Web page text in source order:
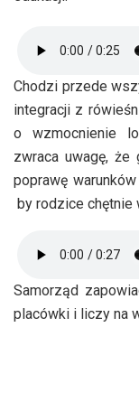
Chodzi przede
integracji z
o wzmocnienie
zwraca uwagę,
poprawę
by rodzice chętnie
Samorząd
placówki i liczy na